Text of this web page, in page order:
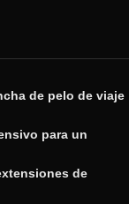
de pelo de viaje
para un
de